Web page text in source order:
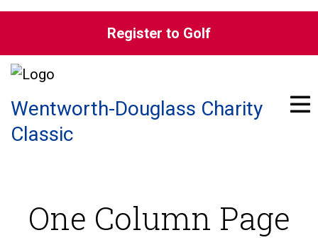
Register to Golf
Wentworth-Douglass Charity
Classic
One Column Page